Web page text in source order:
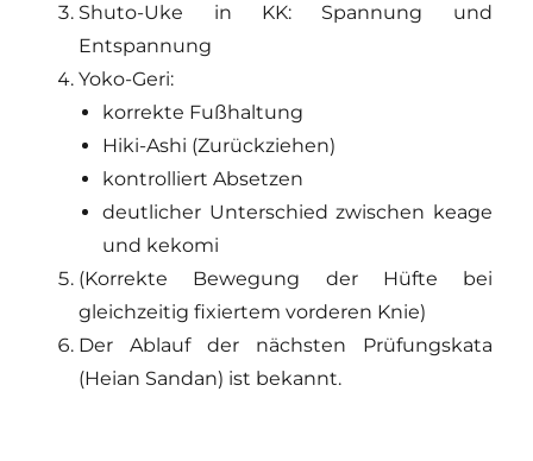
Shuto-Uke in KK: Spannung und
Entspannung
Yoko-Geri:
korrekte Fußhaltung
Hiki-Ashi (Zurückziehen)
kontrolliert Absetzen
deutlicher Unterschied zwischen keage
und kekomi
(Korrekte Bewegung der Hüfte bei
gleichzeitig fixiertem vorderen Knie)
Der Ablauf der nächsten Prüfungskata
(Heian Sandan) ist bekannt.